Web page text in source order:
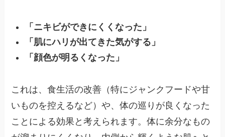
「ニキビができにくくなった」
「肌にハリが出てきた気がする」
「顔色が明るくなった」
これは、食生活の改善（特にジャンクフードや甘
いものを控えるなど）や、体の巡りが良くなった
ことによる効果と考えられます。体に余分なもの